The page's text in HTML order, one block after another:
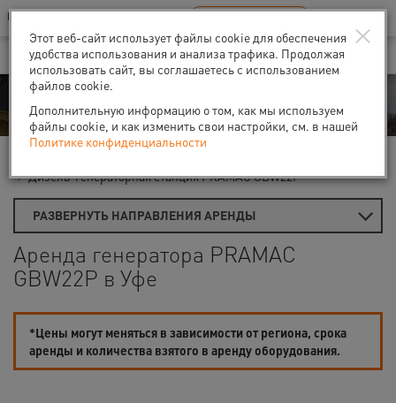
Ваш город:Уфа
В Вашем регионе нет наших офисов RU EN
Аренда
Дизель-генераторная станция PRAMAC GBW22P
РАЗВЕРНУТЬ НАПРАВЛЕНИЯ АРЕНДЫ
Аренда генератора PRAMAC
GBW22P в Уфе
*Цены могут меняться в зависимости от региона, срока
аренды и количества взятого в аренду оборудования.
×
Этот веб-сайт использует файлы cookie для обеспечения
удобства использования и анализа трафика. Продолжая
использовать сайт, вы соглашаетесь с использованием
файлов cookie.
Дополнительную информацию о том, как мы используем
файлы cookie, и как изменить свои настройки, см. в нашей
Политике конфиденциальности